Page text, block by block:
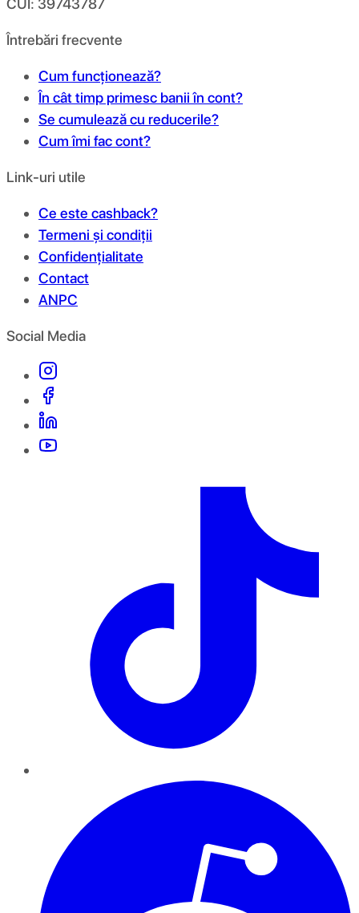
CUI: 39743787
Întrebări frecvente
Cum funcționează?
În cât timp primesc banii în cont?
Se cumulează cu reducerile?
Cum îmi fac cont?
Link-uri utile
Ce este cashback?
Termeni și condiții
Confidențialitate
Contact
ANPC
Social Media